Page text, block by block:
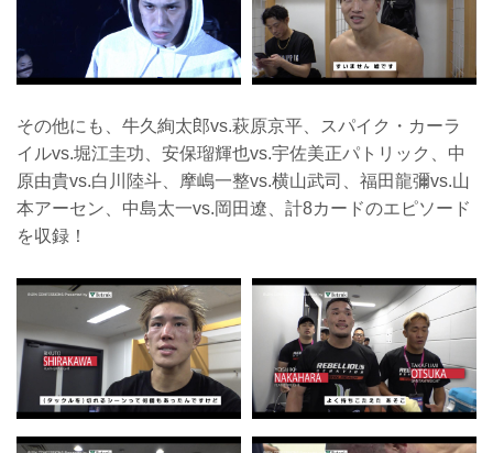
その他にも、牛久絢太郎vs.萩原京平、スパイク・カーラ
イルvs.堀江圭功、安保瑠輝也vs.宇佐美正パトリック、中
原由貴vs.白川陸斗、摩嶋一整vs.横山武司、福田龍彌vs.山
本アーセン、中島太一vs.岡田遼、計8カードのエピソード
を収録！